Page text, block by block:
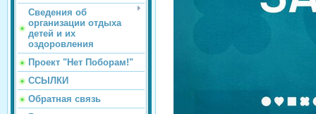
Сведения об
организации отдыха
детей и их
оздоровления
Проект "Нет Поборам!"
ССЫЛКИ
Обратная связь